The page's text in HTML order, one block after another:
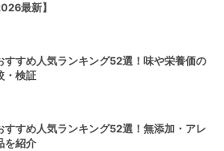
最新】
すすめ人気ランキング52選！味や栄養価の
・検証
すすめ人気ランキング52選！無添加・アレ
を紹介